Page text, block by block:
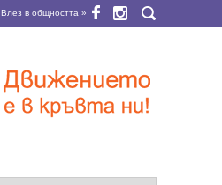
Влез в общността »